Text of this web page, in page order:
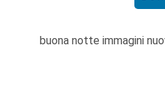
buona notte immagini